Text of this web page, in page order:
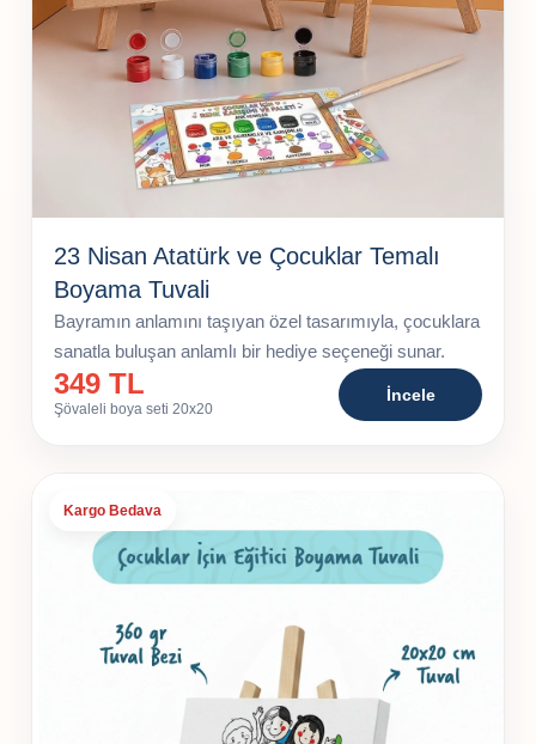
23 Nisan Atatürk ve Çocuklar Temalı
Boyama Tuvali
Bayramın anlamını taşıyan özel tasarımıyla, çocuklara
sanatla buluşan anlamlı bir hediye seçeneği sunar.
349 TL
Şövaleli boya seti 20x20
İncele
Kargo Bedava